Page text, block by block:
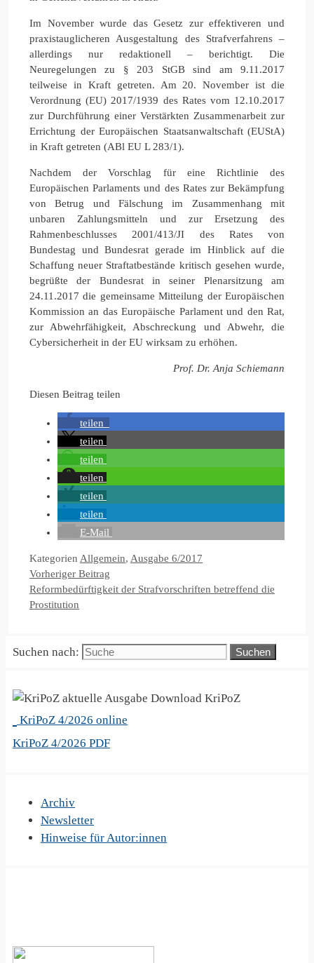
Im November wurde das Gesetz zur effektiveren und
praxistauglicheren Ausgestaltung des Strafverfahrens –
allerdings nur redaktionell – berichtigt. Die
Neuregelungen zu § 203 StGB sind am 9.11.2017
teilweise in Kraft getreten. Am 20. November ist die
Verordnung (EU) 2017/1939 des Rates vom 12.10.2017
zur Durchführung einer Verstärkten Zusammenarbeit zur
Errichtung der Europäischen Staatsanwaltschaft (EUStA)
in Kraft getreten (ABl EU L 283/1).
Nachdem der Vorschlag für eine Richtlinie des
Europäischen Parlaments und des Rates zur Bekämpfung
von Betrug und Fälschung im Zusammenhang mit
unbaren Zahlungsmitteln und zur Ersetzung des
Rahmenbeschlusses 2001/413/JI des Rates von
Bundestag und Bundesrat gerade im Hinblick auf die
Schaffung neuer Straftatbestände kritisch gesehen wurde,
begrüßte der Bundesrat in seiner Plenarsitzung am
24.11.2017 die gemeinsame Mitteilung der Europäischen
Kommission an das Europäische Parlament und den Rat,
zur Abwehrfähigkeit, Abschreckung und Abwehr, die
Cybersicherheit in der EU wirksam zu erhöhen.
Prof. Dr. Anja Schiemann
Diesen Beitrag teilen
teilen
teilen
teilen
teilen
teilen
teilen
E-Mail
Kategorien Allgemein, Ausgabe 6/2017
Vorheriger Beitrag
Reformbedürftigkeit der Strafvorschriften betreffend die
Prostitution
Suchen nach:
KriPoZ
KriPoZ 4/2026 online
KriPoZ 4/2026 PDF
Archiv
Newsletter
Hinweise für Autor:innen